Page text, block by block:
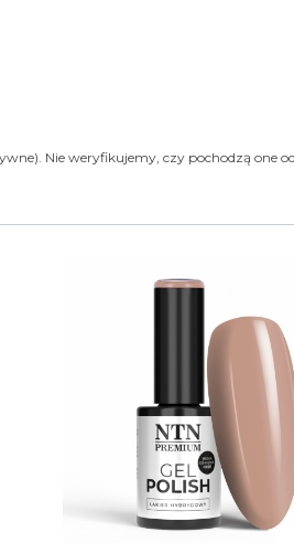
Nie weryfikujemy, czy pochodzą one